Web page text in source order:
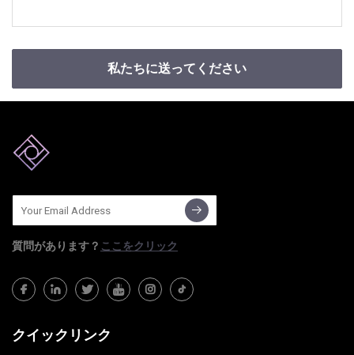
私たちに送ってください
質問​​があります？ ここをクリック
クイックリンク